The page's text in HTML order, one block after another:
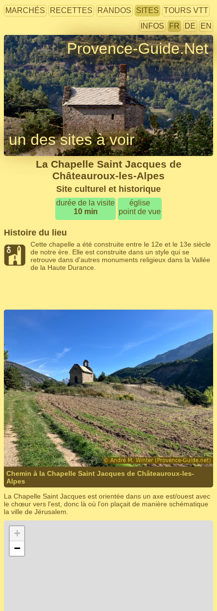
MARCHÉS RECETTES RANDOS SITES
TOURS VTT
INFOS
FR DE EN
Provence-Guide.Net
un des sites à voir
La Chapelle Saint Jacques de
Châteauroux-les-Alpes
Site culturel et historique
durée de la visite
10 min
église
point de vue
Histoire du lieu
Cette chapelle a été construite entre le 12e et le 13e siècle
de notre ère. Elle est construite dans un style qui se
retrouve dans d'autres monuments religieux dans la Vallée
de la Haute Durance.
Chemin à la Chapelle Saint Jacques de Châteauroux-les-
Alpes
La Chapelle Saint Jacques est orientée dans un axe est/ouest avec
le chœur vers l'est, donc là où l'on plaçait de manière schématique
la ville de Jérusalem.
+
−